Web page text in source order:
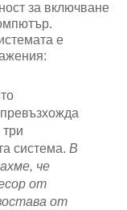
за включване
е
система. В
че
от
от